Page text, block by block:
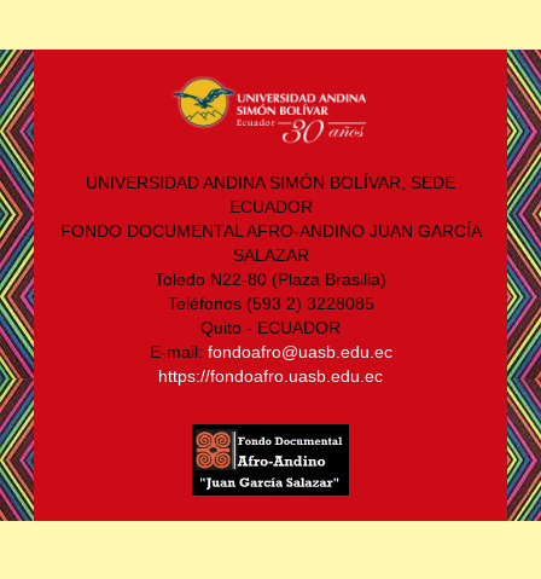
UNIVERSIDAD ANDINA SIMÓN BOLÍVAR, SEDE
ECUADOR
FONDO DOCUMENTAL AFRO-ANDINO JUAN GARCÍA
SALAZAR
Toledo N22-80 (Plaza Brasilia)
Teléfonos (593 2) 3228085
Quito - ECUADOR
E-mail: fondoafro@uasb.edu.ec
https://fondoafro.uasb.edu.ec